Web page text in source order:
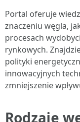
Portal oferuje
znaczeniu węgla,
procesach
rynkowych.
polityki
innowacyjnych
zmniejszenie
Rodzaje